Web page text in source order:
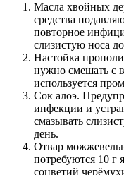
Масла хвойных
средства
повторное
слизистую носа
Настойка
нужно смешать с
используется
Сок алоэ.
инфекции и
смазывать
день.
Отвар
потребуются 10 г
соцветий